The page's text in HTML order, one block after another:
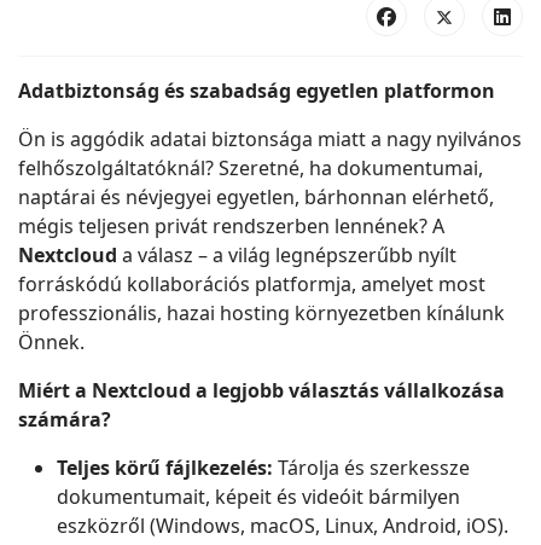
Adatbiztonság és szabadság egyetlen platformon
Ön is aggódik adatai biztonsága miatt a nagy nyilvános
felhőszolgáltatóknál? Szeretné, ha dokumentumai,
naptárai és névjegyei egyetlen, bárhonnan elérhető,
mégis teljesen privát rendszerben lennének? A
Nextcloud a válasz – a világ legnépszerűbb nyílt
forráskódú kollaborációs platformja, amelyet most
professzionális, hazai hosting környezetben kínálunk
Önnek.
Miért a Nextcloud a legjobb választás vállalkozása
számára?
Teljes körű fájlkezelés: Tárolja és szerkessze
dokumentumait, képeit és videóit bármilyen
eszközről (Windows, macOS, Linux, Android, iOS).